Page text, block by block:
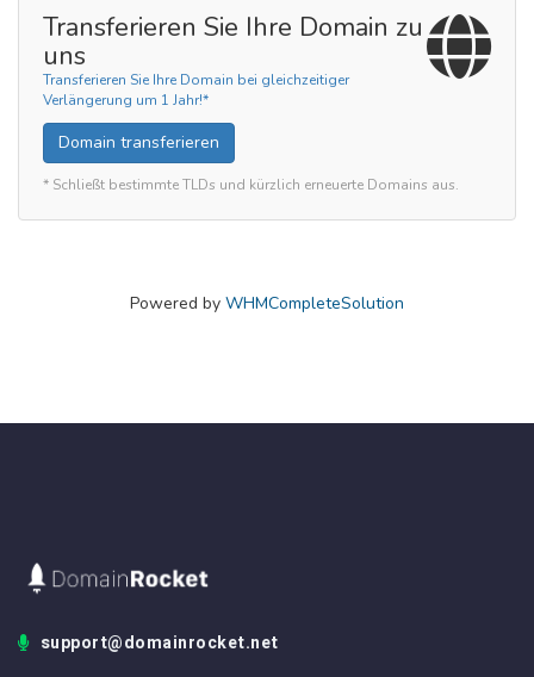
Transferieren Sie Ihre Domain zu
uns
Transferieren Sie Ihre Domain bei gleichzeitiger
Verlängerung um 1 Jahr!*
Domain transferieren
* Schließt bestimmte TLDs und kürzlich erneuerte Domains aus.
Powered by WHMCompleteSolution
support@domainrocket.net